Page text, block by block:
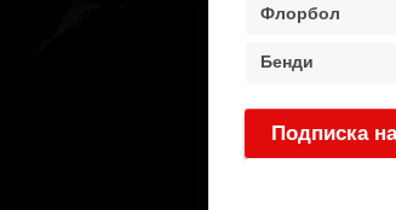
Флорбол
Бенди
Подписка